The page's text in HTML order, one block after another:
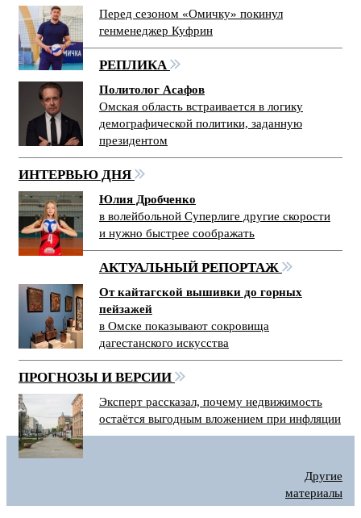
Перед сезоном «Омичку» покинул
генменеджер Куфрин
РЕПЛИКА
Политолог Асафов
Омская область встраивается в логику
демографической политики, заданную
президентом
ИНТЕРВЬЮ ДНЯ
Юлия Дробченко
в волейбольной Суперлиге другие скорости
и нужно быстрее соображать
АКТУАЛЬНЫЙ РЕПОРТАЖ
От кайтагской вышивки до горных
пейзажей
в Омске показывают сокровища
дагестанского искусства
ПРОГНОЗЫ И ВЕРСИИ
Эксперт рассказал, почему недвижимость
остаётся выгодным вложением при инфляции
Другие
материалы